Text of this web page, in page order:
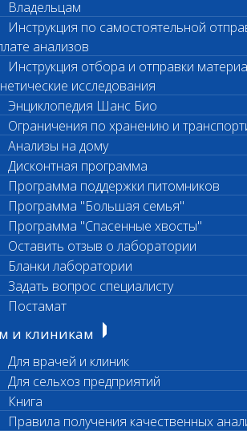
Владельцам
Инструкция по самостоятельной
анализов
Инструкция отбора и отправки
исследования
Энциклопедия Шанс Био
Ограничения по хранению и
Анализы на дому
Дисконтная программа
Программа поддержки питомников
Программа "Большая семья"
Программа "Спасенные хвосты"
Оставить отзыв о лаборатории
Бланки лаборатории
Задать вопрос специалисту
Постамат
и клиникам
Для врачей и клиник
Для сельхоз предприятий
Книга
Правила получения качественных
звонок